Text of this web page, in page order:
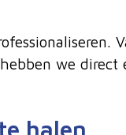
we direct
halen